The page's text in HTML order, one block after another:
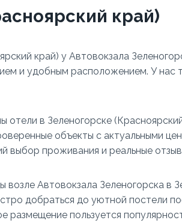
край)
край) у Автовокзала
и удобным расположением. У нас
отели в Зеленогорске
объекты с актуальными
выбор проживания и реальные
Автовокзала Зеленогорска в
добраться до уютной постели
размещение пользуется